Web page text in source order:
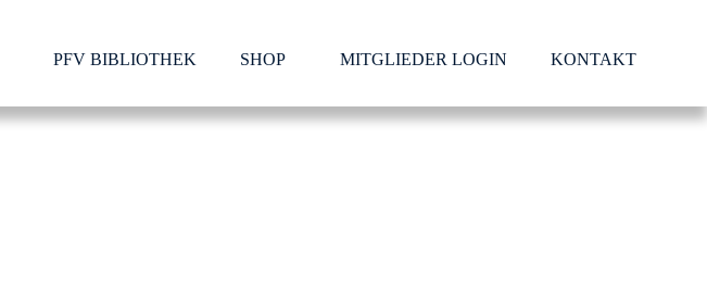
PFV BIBLIOTHEK SHOP MITGLIEDER LOGIN KONTAKT